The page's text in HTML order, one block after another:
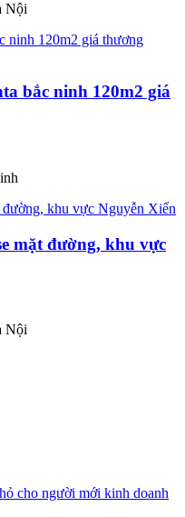
Nội
bắc ninh 120m2 giá
mặt đường, khu vực
Nội